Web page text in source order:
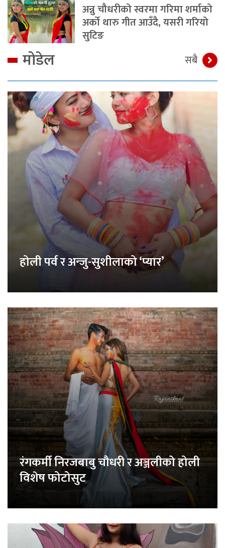
अन्नु चौधरीको स्वरमा गरिमा शर्माको
अर्को थारु गीत आउँदै, यसरी गरियो
सुटिङ
मोडेल सबै
होली पर्व र अन्जु-सुशीलाको ‘प्यार’
रंगकर्मी निरजबाबु चौधरी र अञ्जलीको होली
विशेष फोटोसुट